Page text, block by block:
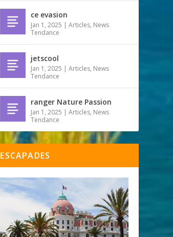
ce evasion
Jan 1, 2025 |Articles, News
Tendance
jetscool
Jan 1, 2025 |Articles, News
Tendance
ranger Nature Passion
Jan 1, 2025 |Articles, News
Tendance
ESCAPADES